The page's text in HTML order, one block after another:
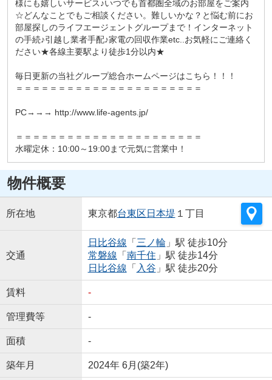
様にも嬉しいサービス♪いつでも首都圏全域のお部屋をご案内
☆どんなことでもご相談ください。難しいかな？と悩む前にお
部屋探しのライフエージェントグループまで！インターネット
の手続♪引越し業者手配♪家電の回収作業etc..お気軽にご連絡く
ださい★各線主要駅より徒歩1分以内★
毎日更新の当社グループ総合ホームページはこちら！！！
＝＝＝＝＝＝＝＝＝＝＝＝＝＝＝＝＝＝＝＝＝＝
PC→→→ http://www.life-agents.jp/
＝＝＝＝＝＝＝＝＝＝＝＝＝＝＝＝＝＝＝＝＝＝
水曜定休：10:00～19:00まで元気に営業中！
物件概要
所在地 東京都台東区 日本堤 １丁目
交通
日比谷線 「 三ノ輪」駅 徒歩10分
常磐線 「 南千住 」駅 徒歩14分
日比谷線 「 入谷 」駅 徒歩20分
賃料 -
管理費等 -
面積 -
築年月 2024年 6月(築2年)